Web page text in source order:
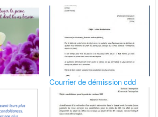
Courrier de démission cdd